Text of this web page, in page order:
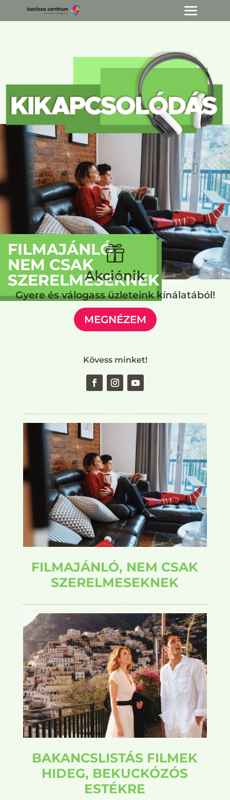
FILMAJÁNLÓ,
NEM CSAK
SZERELMESEKNEK

Akciónik
Gyere és válogass üzleteink kínálatából!
MEGNÉZEM
Kövess minket!
FILMAJÁNLÓ, NEM CSAK
SZERELMESEKNEK
BAKANCSLISTÁS FILMEK
HIDEG, BEKUCKÓZÓS
ESTÉKRE